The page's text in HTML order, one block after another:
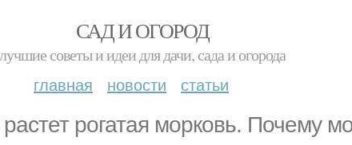
САД И ОГОРОД
лучшие советы и идеи для дачи, сада и огорода
главная новости статьи
рогатая морковь. Почему